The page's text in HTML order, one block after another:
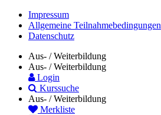
Impressum
Allgemeine Teilnahmebedingungen
Datenschutz
Aus- / Weiterbildung
Aus- / Weiterbildung
Login
Kurssuche
Aus- / Weiterbildung
Merkliste